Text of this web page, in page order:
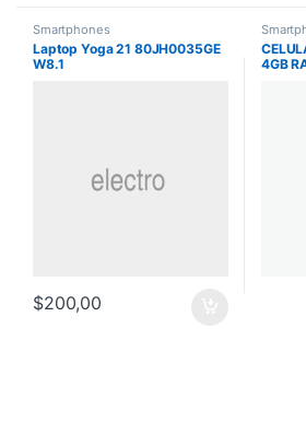
Smartphones
Laptop Yoga 21 80JH0035GE
W8.1
$200,00
4GB